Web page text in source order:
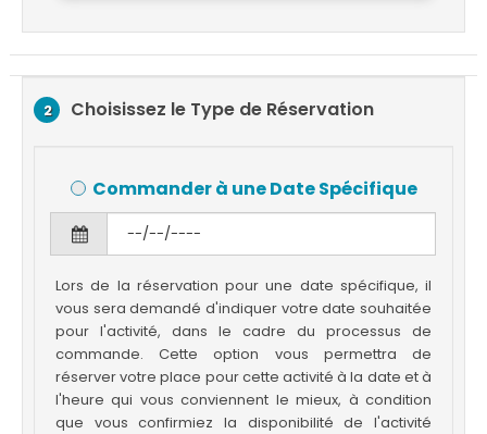
2 Choisissez le Type de Réservation
Commander à une Date Spécifique
Lors de la réservation pour une date spécifique, il
vous sera demandé d'indiquer votre date souhaitée
pour l'activité, dans le cadre du processus de
commande. Cette option vous permettra de
réserver votre place pour cette activité à la date et à
l'heure qui vous conviennent le mieux, à condition
que vous confirmiez la disponibilité de l'activité